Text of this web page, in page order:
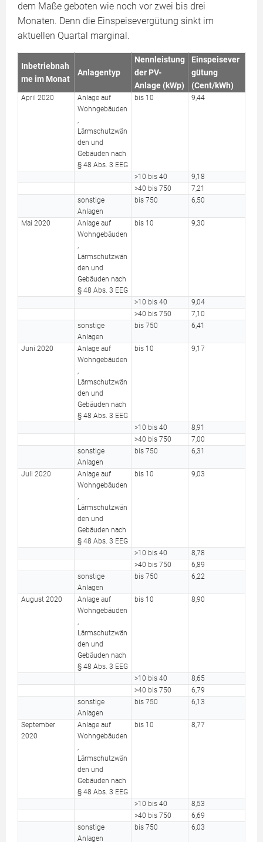
dem Maße geboten wie noch vor zwei bis drei
Monaten. Denn die Einspeisevergütung sinkt im
aktuellen Quartal marginal.
Inbetriebnah
me im Monat
Anlagentyp
Nennleistung
der PV-
Anlage (kWp)
Einspeisever
gütung
(Cent/kWh)
April 2020
Anlage auf
Wohngebäuden
,
Lärmschutzwän
den und
Gebäuden nach
§ 48 Abs. 3 EEG
bis 10 9,44
>10 bis 40
9,18
>40 bis 750
7,21
sonstige
Anlagen
bis 750 6,50
Mai 2020
Anlage auf
Wohngebäuden
,
Lärmschutzwän
den und
Gebäuden nach
§ 48 Abs. 3 EEG
bis 10 9,30
>10 bis 40
9,04
>40 bis 750
7,10
sonstige
Anlagen
bis 750 6,41
Juni 2020
Anlage auf
Wohngebäuden
,
Lärmschutzwän
den und
Gebäuden nach
§ 48 Abs. 3 EEG
bis 10 9,17
>10 bis 40
8,91
>40 bis 750
7,00
sonstige
Anlagen
bis 750 6,31
Juli 2020
Anlage auf
Wohngebäuden
,
Lärmschutzwän
den und
Gebäuden nach
§ 48 Abs. 3 EEG
bis 10 9,03
>10 bis 40
8,78
>40 bis 750
6,89
sonstige
Anlagen
bis 750 6,22
August 2020
Anlage auf
Wohngebäuden
,
Lärmschutzwän
den und
Gebäuden nach
§ 48 Abs. 3 EEG
bis 10 8,90
>10 bis 40
8,65
>40 bis 750
6,79
sonstige
Anlagen
bis 750 6,13
September
2020
Anlage auf
Wohngebäuden
,
Lärmschutzwän
den und
Gebäuden nach
§ 48 Abs. 3 EEG
bis 10 8,77
>10 bis 40
8,53
>40 bis 750
6,69
sonstige
Anlagen
bis 750 6,03